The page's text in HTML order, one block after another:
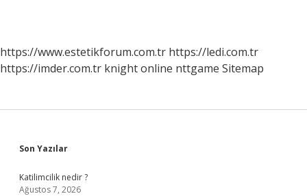
https://www.estetikforum.com.tr https://ledi.com.tr
https://imder.com.tr knight online nttgame Sitemap
Sidebar
Son Yazılar
Katilimcilik nedir ?
Ağustos 7, 2026